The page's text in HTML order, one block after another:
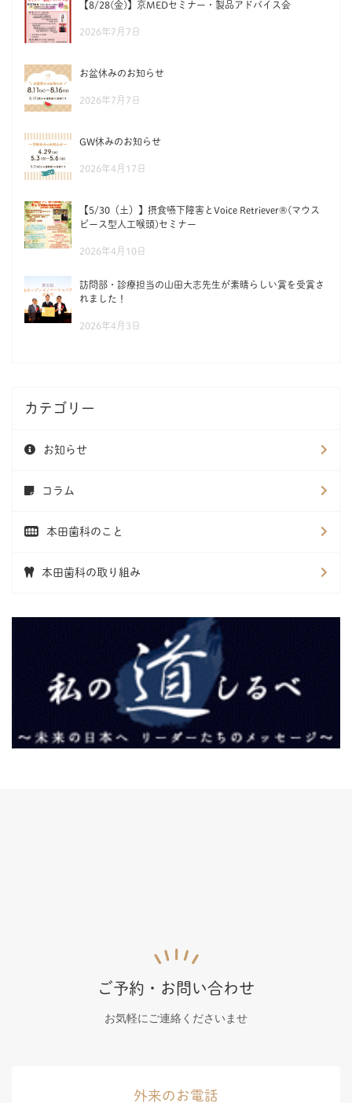
【8/28(金)】京MEDセミナー・製品アドバイス会
2026年7月7日
お盆休みのお知らせ
2026年7月7日
GW休みのお知らせ
2026年4月17日
【5/30（土）】摂食嚥下障害とVoice Retriever®(マウス
ピース型人工喉頭)セミナー
2026年4月10日
訪問部・診療担当の山田大志先生が素晴らしい賞を受賞さ
れました！
2026年4月3日
カテゴリー
お知らせ
コラム
本田歯科のこと
本田歯科の取り組み
ご予約・お問い合わせ
お気軽にご連絡くださいませ
外来のお電話